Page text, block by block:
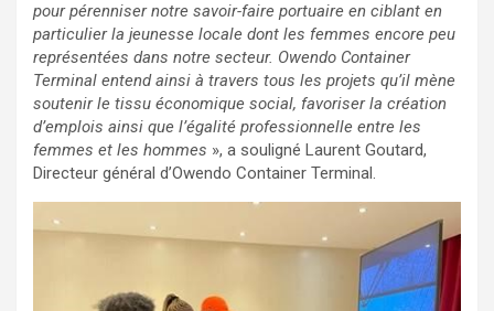
pour pérenniser notre savoir-faire portuaire en ciblant en
particulier la jeunesse locale dont les femmes encore peu
représentées dans notre secteur. Owendo Container
Terminal entend ainsi à travers tous les projets qu’il mène
soutenir le tissu économique social, favoriser la création
d’emplois ainsi que l’égalité professionnelle entre les
femmes et les hommes », a souligné Laurent Goutard,
Directeur général d’Owendo Container Terminal.